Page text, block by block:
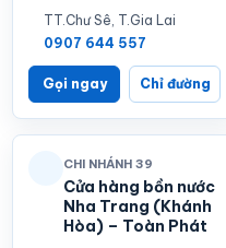
TT.Chư Sê, T.Gia Lai
0907 644 557
Gọi ngay Chỉ đường
CHI NHÁNH 39
Cửa hàng bồn nước
Nha Trang (Khánh
Hòa) – Toàn Phát